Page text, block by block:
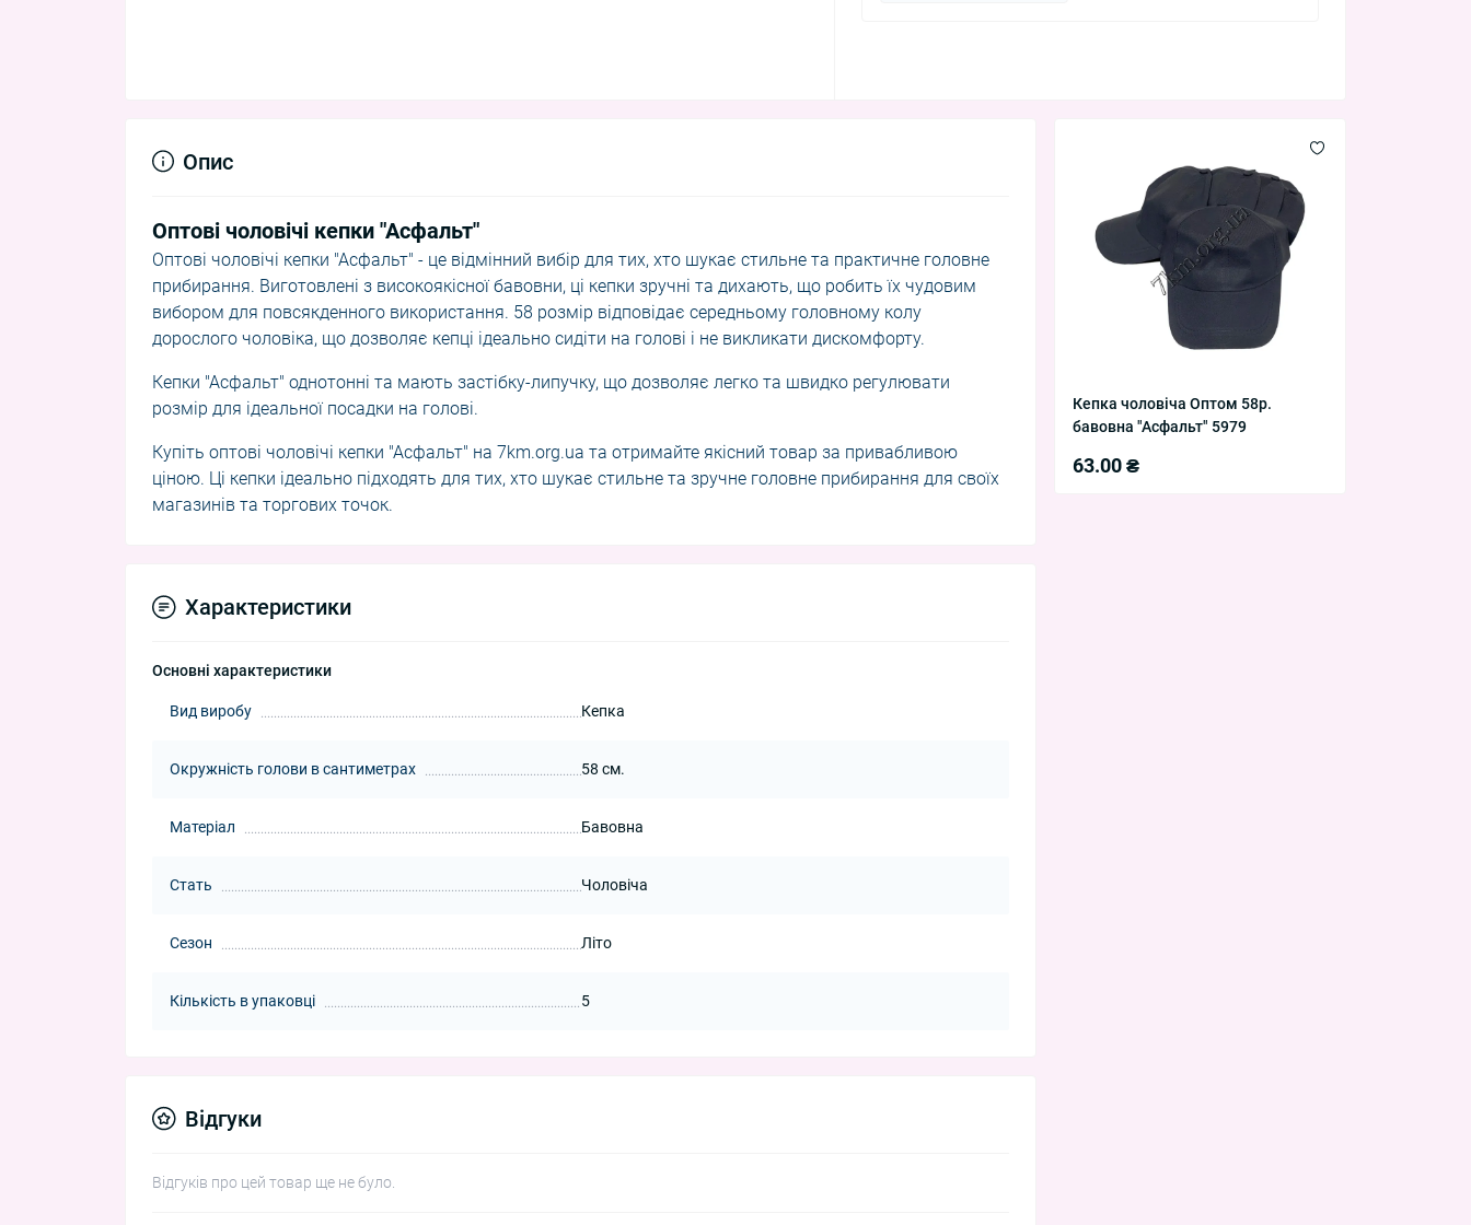
Кепка чоловіча Оптом 58р.
бавовна "Асфальт" 5979
63.00 ₴
Опис
Оптові чоловічі кепки "Асфальт"
Оптові чоловічі кепки "Асфальт" - це відмінний вибір для тих, хто шукає стильне та практичне головне
прибирання. Виготовлені з високоякісної бавовни, ці кепки зручні та дихають, що робить їх чудовим
вибором для повсякденного використання. 58 розмір відповідає середньому головному колу
дорослого чоловіка, що дозволяє кепці ідеально сидіти на голові і не викликати дискомфорту.
Кепки "Асфальт" однотонні та мають застібку-липучку, що дозволяє легко та швидко регулювати
розмір для ідеальної посадки на голові.
Купіть оптові чоловічі кепки "Асфальт" на 7km.org.ua та отримайте якісний товар за привабливою
ціною. Ці кепки ідеально підходять для тих, хто шукає стильне та зручне головне прибирання для своїх
магазинів та торгових точок.
Характеристики
Основні характеристики
Вид виробу Кепка
Окружність голови в сантиметрах 58 см.
Матеріал Бавовна
Стать Чоловіча
Сезон Літо
Кількість в упаковці 5
Відгуки
Відгуків про цей товар ще не було.